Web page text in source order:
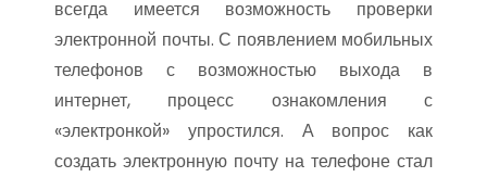
всегда имеется возможность проверки
электронной почты. С появлением мобильных
телефонов с возможностью выхода в
интернет, процесс ознакомления с
«электронкой» упростился. А вопрос как
создать электронную почту на телефоне стал